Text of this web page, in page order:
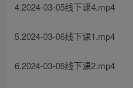
4.2024-03-05线下课4.mp4
5.2024-03-06线下课1.mp4
6.2024-03-06线下课2.mp4